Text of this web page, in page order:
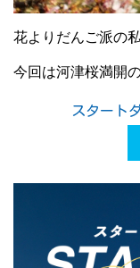
花よりだんご派の
今回は河津桜満開
スタート